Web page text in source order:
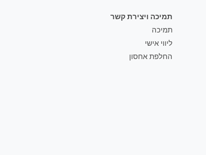
תמיכה ויצירת קשר
תמיכה
ליווי אישי
החלפת אחסון